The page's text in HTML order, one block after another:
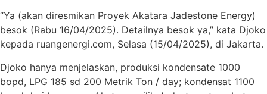
“Ya (akan diresmikan Proyek Akatara Jadestone Energy)
besok (Rabu 16/04/2025). Detailnya besok ya,” kata Djoko
kepada ruangenergi.com, Selasa (15/04/2025), di Jakarta.
Djoko hanya menjelaskan, produksi kondensate 1000
bopd, LPG 185 sd 200 Metrik Ton / day; kondensat 1100